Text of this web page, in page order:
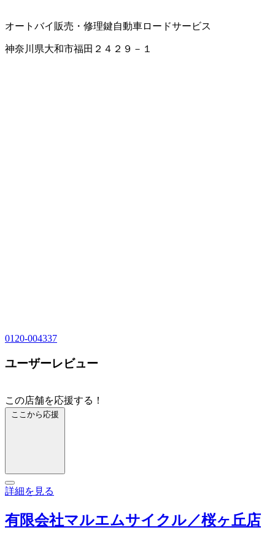
オートバイ販売・修理鍵自動車ロードサービス
神奈川県大和市福田２４２９－１
0120-004337
ユーザーレビュー
この店舗を応援する！
ここから応援
詳細を見る
有限会社マルエムサイクル／桜ヶ丘店